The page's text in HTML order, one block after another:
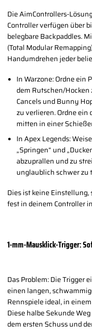
Die AimControllers-
Controller verfügen über
belegbare Backpaddles.
(Total Modular
Handumdrehen jeder
In Warzone: Ordne ein
dem Rutschen/
Cancels und Bunny
zu verlieren. Ordne ein
mitten in einer
In Apex Legends:
„Springen“ und
abzuprallen und zu
unglaublich schwer zu
Dies ist keine
fest in deinem Controller
1-mm-Mausklick-Trigger:
Das Problem: Die Trigger
einen langen,
Rennspiele ideal, in
Diese halbe Sekunde
dem ersten Schuss und